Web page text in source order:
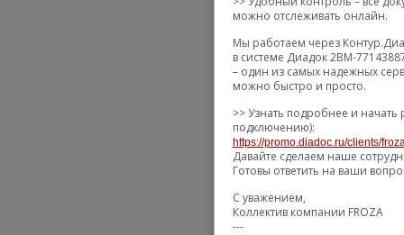
можно отслеживать онлайн.
Мы работаем через
в системе Диадок 2BM-
– один из самых надежных
можно быстро и просто.
>> Узнать подробнее и начать
подключению):
https://promo.diadoc.ru/clients/
Давайте сделаем наше
Готовы ответить на ваши
С уважением,
Коллектив компании FROZA
---